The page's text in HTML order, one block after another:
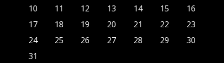
10
11 12 13 14 15
16
17
18 19 20 21 22
23
24
25 26 27 28 29
30
31